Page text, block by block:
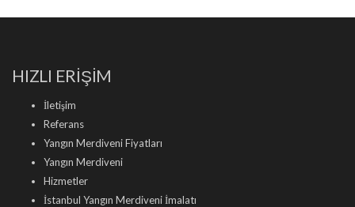
HIZLI ERİŞİM
İletişim
Referans
Yangın Merdiveni Fiyatları
Yangın Merdiveni
Hizmetler
İstanbul Yangın Merdiveni İmalatı